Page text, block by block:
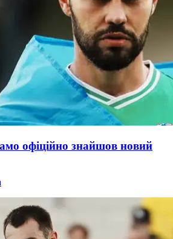
офіційно знайшов новий